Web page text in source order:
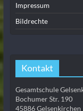
Impressum
Bildrechte
Kontakt
Gesamtschule
Bochumer Str. 190
45886 Gelsenkirchen